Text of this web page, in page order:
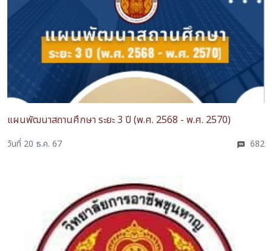
แผนพัฒนาสถานศึกษา ระยะ 3 ปี (พ.ศ. 2568 - พ.ศ. 2570)
วันที่ 20 ธ.ค. 67 682